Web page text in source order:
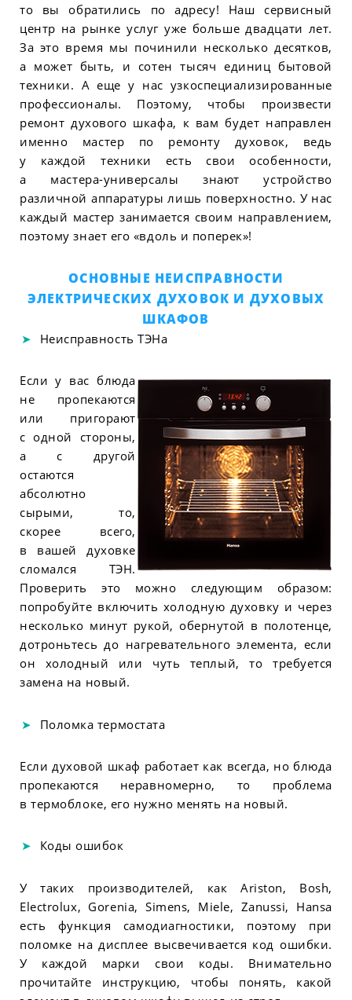
то вы обратились по адресу! Наш сервисный
центр на рынке услуг уже больше двадцати лет.
За это время мы починили несколько десятков,
а может быть, и сотен тысяч единиц бытовой
техники. А еще у нас узкоспециализированные
профессионалы. Поэтому, чтобы произвести
ремонт духового шкафа, к вам будет направлен
именно мастер по ремонту духовок, ведь
у каждой техники есть свои особенности,
а мастера-универсалы знают устройство
различной аппаратуры лишь поверхностно. У нас
каждый мастер занимается своим направлением,
поэтому знает его «вдоль и поперек»!
ОСНОВНЫЕ НЕИСПРАВНОСТИ
ЭЛЕКТРИЧЕСКИХ ДУХОВОК И ДУХОВЫХ
ШКАФОВ
Неисправность ТЭНа
Если у вас блюда
не пропекаются
или пригорают
с одной стороны,
а с другой
остаются
абсолютно
сырыми, то,
скорее всего,
в вашей духовке
сломался ТЭН.
Проверить это можно следующим образом:
попробуйте включить холодную духовку и через
несколько минут рукой, обернутой в полотенце,
дотроньтесь до нагревательного элемента, если
он холодный или чуть теплый, то требуется
замена на новый.
Поломка термостата
Если духовой шкаф работает как всегда, но блюда
пропекаются неравномерно, то проблема
в термоблоке, его нужно менять на новый.
Коды ошибок
У таких производителей, как Ariston, Bosh,
Electrolux, Gorenia, Simens, Miele, Zanussi, Hansa
есть функция самодиагностики, поэтому при
поломке на дисплее высвечивается код ошибки.
У каждой марки свои коды. Внимательно
прочитайте инструкцию, чтобы понять, какой